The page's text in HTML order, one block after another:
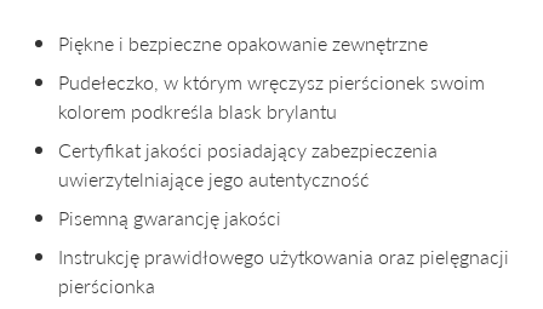
Piękne i bezpieczne opakowanie zewnętrzne
Pudełeczko, w którym wręczysz pierścionek swoim
kolorem podkreśla blask brylantu
Certyfikat jakości posiadający zabezpieczenia
uwierzytelniające jego autentyczność
Pisemną gwarancję jakości
Instrukcję prawidłowego użytkowania oraz pielęgnacji
pierścionka